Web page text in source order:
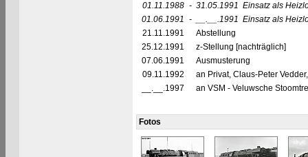
01.11.1988 - 31.05.1991 Einsatz als
01.06.1991 - __.__.1991 Einsatz als
21.11.1991
Abstellung
25.12.1991
z-Stellung [nachträglich]
07.06.1991
Ausmusterung
09.11.1992
an Privat, Claus-Peter
__.__.1997
an VSM - Veluwsche
Fotos